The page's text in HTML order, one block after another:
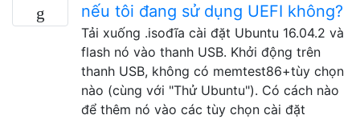
nếu tôi đang sử dụng UEFI không?
Tải xuống .isođĩa cài đặt Ubuntu 16.04.2 và
flash nó vào thanh USB. Khởi động trên
thanh USB, không có memtest86+tùy chọn
nào (cùng với "Thử Ubuntu"). Có cách nào
để thêm nó vào các tùy chọn cài đặt